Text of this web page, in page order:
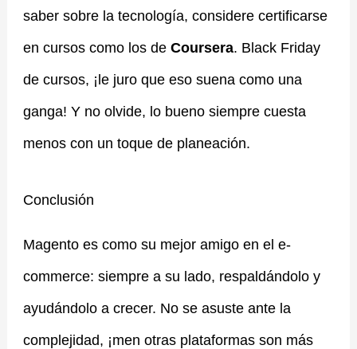
saber sobre la tecnología, considere certificarse
en cursos como los de Coursera. Black Friday
de cursos, ¡le juro que eso suena como una
ganga! Y no olvide, lo bueno siempre cuesta
menos con un toque de planeación.
Conclusión
Magento es como su mejor amigo en el e-
commerce: siempre a su lado, respaldándolo y
ayudándolo a crecer. No se asuste ante la
complejidad, ¡men otras plataformas son más